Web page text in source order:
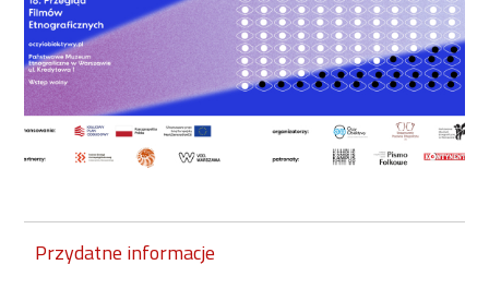
Przydatne informacje